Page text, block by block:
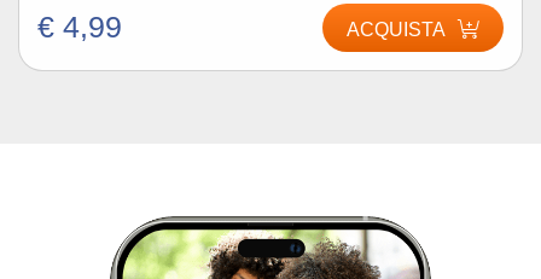
€ 4,99 ACQUISTA